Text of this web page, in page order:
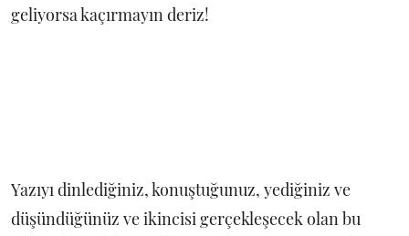
geliyorsa kaçırmayın deriz!
Yazıyı dinlediğiniz, konuştuğunuz, yediğiniz ve
düşündüğünüz ve ikincisi gerçekleşecek olan bu